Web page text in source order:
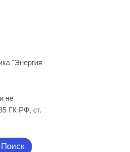
"Энергия
не
ГК РФ, cт.
Поиск